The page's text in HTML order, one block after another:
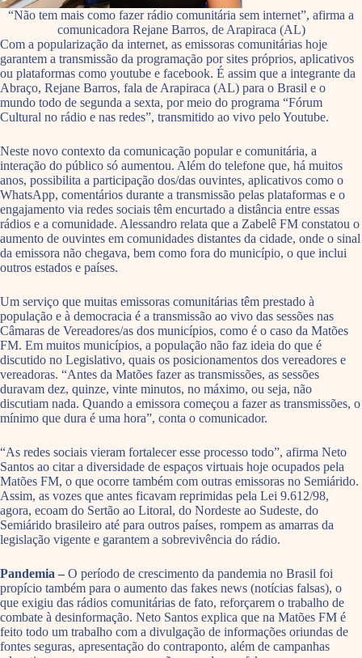
“Não tem mais como fazer rádio comunitária sem internet”, afirma a
comunicadora Rejane Barros, de Arapiraca (AL)
Com a popularização da internet, as emissoras comunitárias hoje
garantem a transmissão da programação por sites próprios, aplicativos
ou plataformas como youtube e facebook. É assim que a integrante da
Abraço, Rejane Barros, fala de Arapiraca (AL) para o Brasil e o
mundo todo de segunda a sexta, por meio do programa “Fórum
Cultural no rádio e nas redes”, transmitido ao vivo pelo Youtube.
Neste novo contexto da comunicação popular e comunitária, a
interação do público só aumentou. Além do telefone que, há muitos
anos, possibilita a participação dos/das ouvintes, aplicativos como o
WhatsApp, comentários durante a transmissão pelas plataformas e o
engajamento via redes sociais têm encurtado a distância entre essas
rádios e a comunidade. Alessandro relata que a Zabelê FM constatou o
aumento de ouvintes em comunidades distantes da cidade, onde o sinal
da emissora não chegava, bem como fora do município, o que inclui
outros estados e países.
Um serviço que muitas emissoras comunitárias têm prestado à
população e à democracia é a transmissão ao vivo das sessões nas
Câmaras de Vereadores/as dos municípios, como é o caso da Matões
FM. Em muitos municípios, a população não faz ideia do que é
discutido no Legislativo, quais os posicionamentos dos vereadores e
vereadoras. “Antes da Matões fazer as transmissões, as sessões
duravam dez, quinze, vinte minutos, no máximo, ou seja, não
discutiam nada. Quando a emissora começou a fazer as transmissões, o
mínimo que dura é uma hora”, conta o comunicador.
“As redes sociais vieram fortalecer esse processo todo”, afirma Neto
Santos ao citar a diversidade de espaços virtuais hoje ocupados pela
Matões FM, o que ocorre também com outras emissoras no Semiárido.
Assim, as vozes que antes ficavam reprimidas pela Lei 9.612/98,
agora, ecoam do Sertão ao Litoral, do Nordeste ao Sudeste, do
Semiárido brasileiro até para outros países, rompem as amarras da
legislação vigente e garantem a sobrevivência do rádio.
Pandemia – O período de crescimento da pandemia no Brasil foi
propício também para o aumento das fakes news (notícias falsas), o
que exigiu das rádios comunitárias de fato, reforçarem o trabalho de
combate à desinformação. Neto Santos explica que na Matões FM é
feito todo um trabalho com a divulgação de informações oriundas de
fontes seguras, apresentação do contraponto, além de campanhas